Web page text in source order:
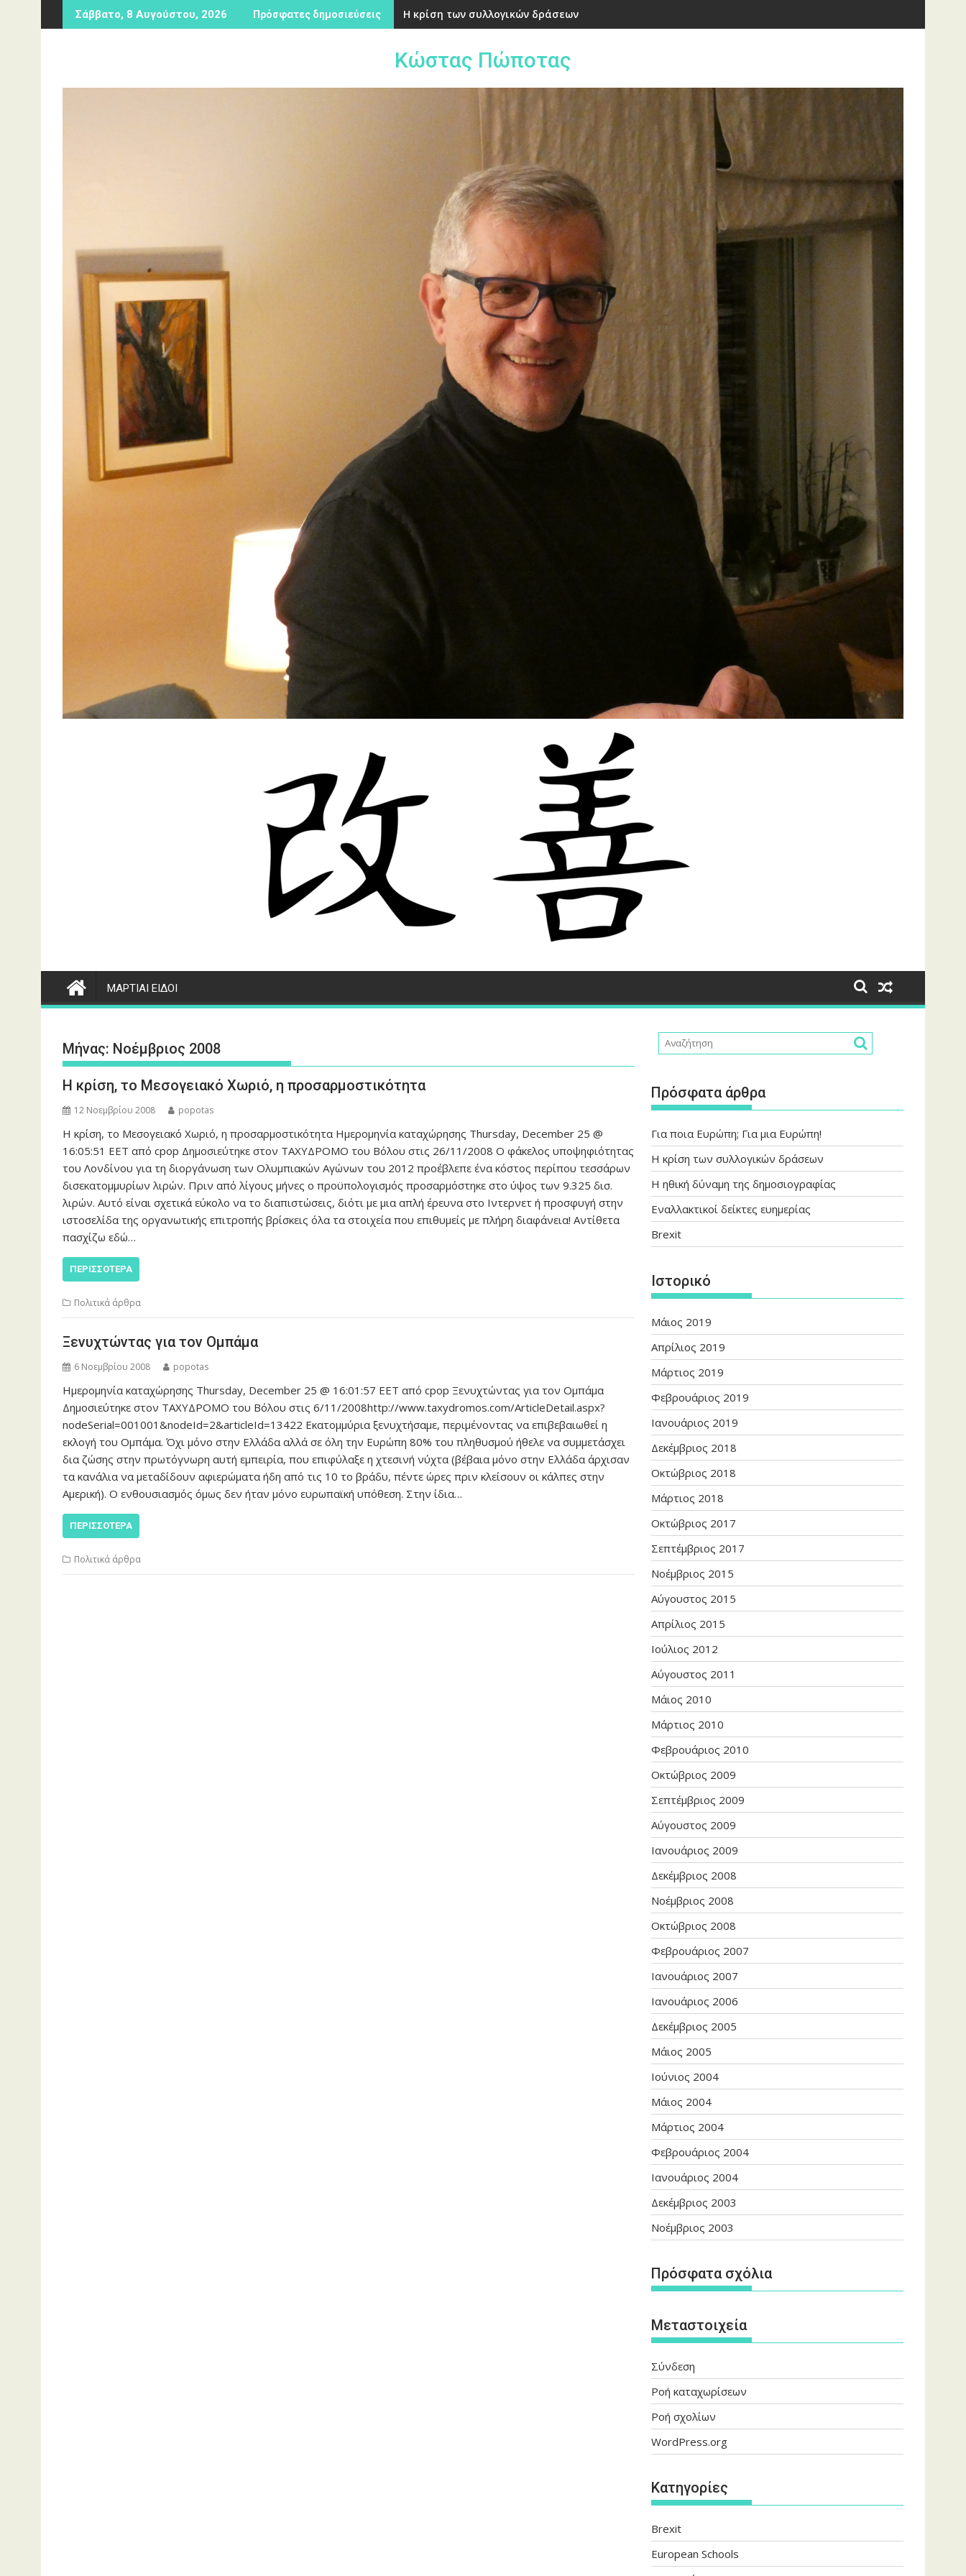
Περάστε
στο
Σάββατο, 8 Αυγούστου, 2026 Πρόσφατες δημοσιεύσεις Η κρίση των συλλογικών δράσεων
Κώστας Πώποτας
ΜΑΡΤΙΑΙ ΕΙΔΟΙ
Μήνας: Νοέμβριος 2008
Η κρίση, το Μεσογειακό Χωριό, η προσαρμοστικότητα
12 Νοεμβρίου 2008 popotas
Η κρίση, το Μεσογειακό Χωριό, η προσαρμοστικότητα Ημερομηνία καταχώρησης Thursday, December 25 @
16:05:51 EET από cpop Δημοσιεύτηκε στον ΤΑΧΥΔΡΟΜΟ του Βόλου στις 26/11/2008 Ο φάκελος υποψηφιότητας
του Λονδίνου για τη διοργάνωση των Ολυμπιακών Αγώνων του 2012 προέβλεπε ένα κόστος περίπου τεσσάρων
δισεκατομμυρίων λιρών. Πριν από λίγους μήνες ο προϋπολογισμός προσαρμόστηκε στο ύψος των 9.325 δισ.
λιρών. Αυτό είναι σχετικά εύκολο να το διαπιστώσεις, διότι με μια απλή έρευνα στο Ιντερνετ ή προσφυγή στην
ιστοσελίδα της οργανωτικής επιτροπής βρίσκεις όλα τα στοιχεία που επιθυμείς με πλήρη διαφάνεια! Αντίθετα
πασχίζω εδώ…
ΠΕΡΙΣΣΌΤΕΡΑ
Πολιτικά άρθρα
Ξενυχτώντας για τον Ομπάμα
6 Νοεμβρίου 2008 popotas
Ημερομηνία καταχώρησης Thursday, December 25 @ 16:01:57 EET από cpop Ξενυχτώντας για τον Ομπάμα
Δημοσιεύτηκε στον ΤΑΧΥΔΡΟΜΟ του Βόλου στις 6/11/2008http://www.taxydromos.com/ArticleDetail.aspx?
nodeSerial=001001&nodeId=2&articleId=13422 Εκατομμύρια ξενυχτήσαμε, περιμένοντας να επιβεβαιωθεί η
εκλογή του Ομπάμα. Όχι μόνο στην Ελλάδα αλλά σε όλη την Ευρώπη 80% του πληθυσμού ήθελε να συμμετάσχει
δια ζώσης στην πρωτόγνωρη αυτή εμπειρία, που επιφύλαξε η χτεσινή νύχτα (βέβαια μόνο στην Ελλάδα άρχισαν
τα κανάλια να μεταδίδουν αφιερώματα ήδη από τις 10 το βράδυ, πέντε ώρες πριν κλείσουν οι κάλπες στην
Αμερική). Ο ενθουσιασμός όμως δεν ήταν μόνο ευρωπαϊκή υπόθεση. Στην ίδια…
ΠΕΡΙΣΣΌΤΕΡΑ
Πολιτικά άρθρα
Πρόσφατα άρθρα
Για ποια Ευρώπη; Για μια Ευρώπη!
Η κρίση των συλλογικών δράσεων
Η ηθική δύναμη της δημοσιογραφίας
Εναλλακτικοί δείκτες ευημερίας
Brexit
Ιστορικό
Μάιος 2019
Απρίλιος 2019
Μάρτιος 2019
Φεβρουάριος 2019
Ιανουάριος 2019
Δεκέμβριος 2018
Οκτώβριος 2018
Μάρτιος 2018
Οκτώβριος 2017
Σεπτέμβριος 2017
Νοέμβριος 2015
Αύγουστος 2015
Απρίλιος 2015
Ιούλιος 2012
Αύγουστος 2011
Μάιος 2010
Μάρτιος 2010
Φεβρουάριος 2010
Οκτώβριος 2009
Σεπτέμβριος 2009
Αύγουστος 2009
Ιανουάριος 2009
Δεκέμβριος 2008
Νοέμβριος 2008
Οκτώβριος 2008
Φεβρουάριος 2007
Ιανουάριος 2007
Ιανουάριος 2006
Δεκέμβριος 2005
Μάιος 2005
Ιούνιος 2004
Μάιος 2004
Μάρτιος 2004
Φεβρουάριος 2004
Ιανουάριος 2004
Δεκέμβριος 2003
Νοέμβριος 2003
Πρόσφατα σχόλια
Μεταστοιχεία
Σύνδεση
Ροή καταχωρίσεων
Ροή σχολίων
WordPress.org
Kατηγορίες
Brexit
European Schools